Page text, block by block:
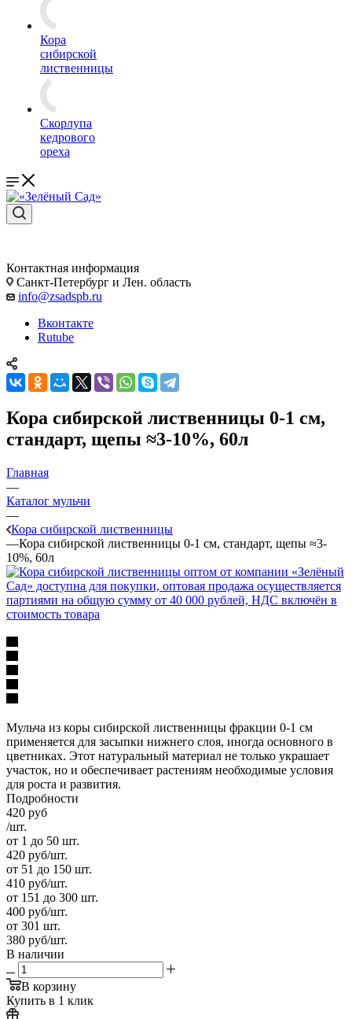
Кора
сибирской
лиственницы
Скорлупа
кедрового
ореха
Контактная информация
Санкт-Петербург и Лен. область
info@zsadspb.ru
Вконтакте
Rutube
Кора сибирской лиственницы 0-1 см,
стандарт, щепы ≈3-10%, 60л
Главная
—
Каталог мульчи
—
Кора сибирской лиственницы
—Кора сибирской лиственницы 0-1 см, стандарт, щепы ≈3-
10%, 60л
Мульча из коры сибирской лиственницы фракции 0-1 см
применяется для засыпки нижнего слоя, иногда основного в
цветниках. Этот натуральный материал не только украшает
участок, но и обеспечивает растениям необходимые условия
для роста и развития.
Подробности
420 руб
/шт.
от 1 до 50 шт.
420 руб/шт.
от 51 до 150 шт.
410 руб/шт.
от 151 до 300 шт.
400 руб/шт.
от 301 шт.
380 руб/шт.
В наличии
В корзину
Купить в 1 клик